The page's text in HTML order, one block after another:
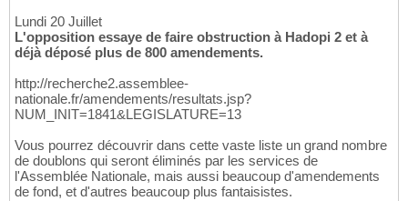
Lundi 20 Juillet
L'opposition essaye de faire obstruction à Hadopi 2 et à
déjà déposé plus de 800 amendements.
http://recherche2.assemblee-
nationale.fr/amendements/resultats.jsp?
NUM_INIT=1841&LEGISLATURE=13
Vous pourrez découvrir dans cette vaste liste un grand nombre
de doublons qui seront éliminés par les services de
l'Assemblée Nationale, mais aussi beaucoup d'amendements
de fond, et d'autres beaucoup plus fantaisistes.